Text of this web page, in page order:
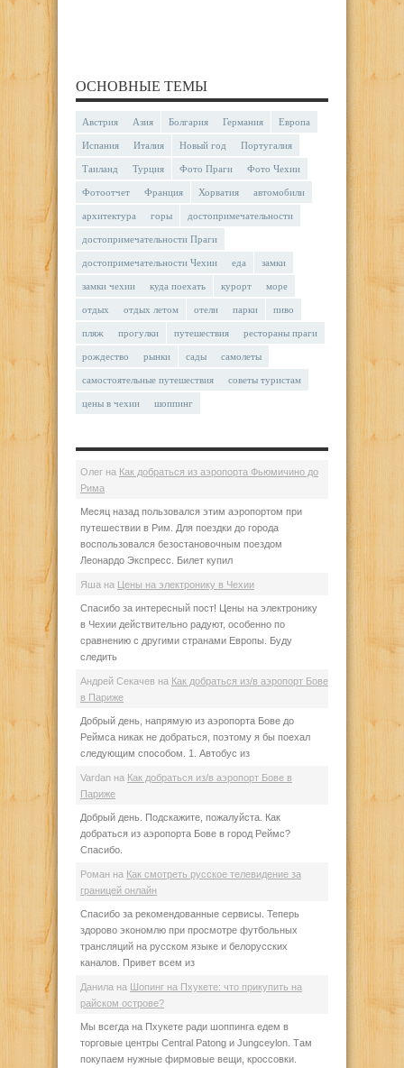
ОСНОВНЫЕ ТЕМЫ
Австрия Азия Болгария Германия Европа
Испания Италия Новый год Португалия
Таиланд Турция Фото Праги Фото Чехии
Фотоотчет Франция Хорватия автомобили
архитектура горы достопримечательности
достопримечательности Праги
достопримечательности Чехии еда замки
замки чехии куда поехать курорт море
отдых отдых летом отели парки пиво
пляж прогулки путешествия рестораны праги
рождество рынки сады самолеты
самостоятельные путешествия советы туристам
цены в чехии шоппинг
Олег на Как добраться из аэропорта Фьюмичино до
Рима
Месяц назад пользовался этим аэропортом при
путешествии в Рим. Для поездки до города
воспользовался безостановочным поездом
Леонардо Экспресс. Билет купил
Яша на Цены на электронику в Чехии
Спасибо за интересный пост! Цены на электронику
в Чехии действительно радуют, особенно по
сравнению с другими странами Европы. Буду
следить
Андрей Секачев на Как добраться из/в аэропорт Бове
в Париже
Добрый день, напрямую из аэропорта Бове до
Реймса никак не добраться, поэтому я бы поехал
следующим способом. 1. Автобус из
Vardan на Как добраться из/в аэропорт Бове в
Париже
Добрый день. Подскажите, пожалуйста. Как
добраться из аэропорта Бове в город Реймс?
Спасибо.
Роман на Как смотреть русское телевидение за
границей онлайн
Спасибо за рекомендованные сервисы. Теперь
здорово экономлю при просмотре футбольных
трансляций на русском языке и белорусских
каналов. Привет всем из
Данила на Шопинг на Пхукете: что прикупить на
райском острове?
Мы всегда на Пхукете ради шоппинга едем в
торговые центры Central Patong и Jungceylon. Там
покупаем нужные фирмовые вещи, кроссовки.